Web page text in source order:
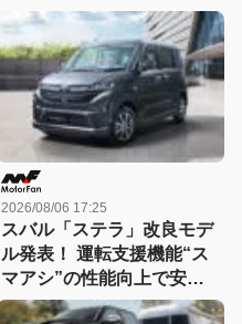
「スポルト スペチアーレ」
が登場！
2026/08/06 17:25
スバル「ステラ」改良モデ
ル発表！ 運転支援機能“ス
マアシ”の性能向上で安心
感さらにアップ